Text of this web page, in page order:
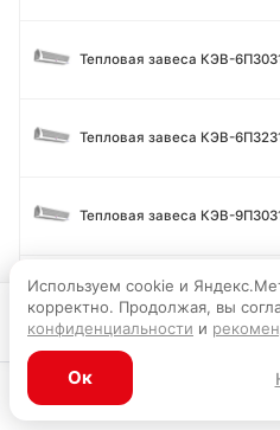
Главная
Тепловая завеса КЭВ-
Тепловая завеса КЭВ-
Тепловая завеса КЭВ-
Тепловая завеса КЭВ-
Тепловая завеса КЭВ-
Используем cookie и
корректно. Продолжая, вы
конфиденциальности и
Ок
В